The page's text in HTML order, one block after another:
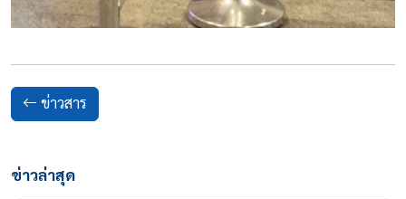
ข่าวสาร
ข่าวล่าสุด